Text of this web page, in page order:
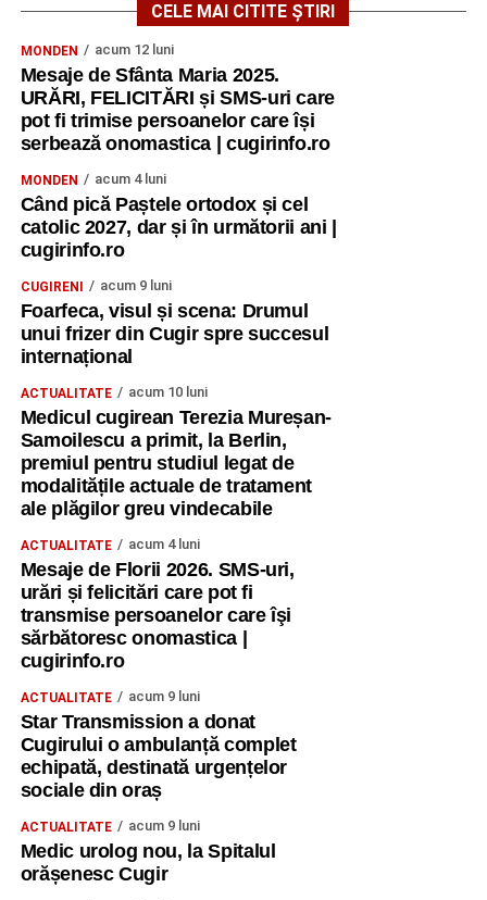
CELE MAI CITITE ȘTIRI
MONDEN acum 12 luni
Mesaje de Sfânta Maria 2025.
URĂRI, FELICITĂRI și SMS-uri care
pot fi trimise persoanelor care își
serbează onomastica | cugirinfo.ro
MONDEN acum 4 luni
Când pică Paștele ortodox și cel
catolic 2027, dar și în următorii ani |
cugirinfo.ro
CUGIRENI acum 9 luni
Foarfeca, visul și scena: Drumul
unui frizer din Cugir spre succesul
internațional
ACTUALITATE acum 10 luni
Medicul cugirean Terezia Mureșan-
Samoilescu a primit, la Berlin,
premiul pentru studiul legat de
modalitățile actuale de tratament
ale plăgilor greu vindecabile
ACTUALITATE acum 4 luni
Mesaje de Florii 2026. SMS-uri,
urări și felicitări care pot fi
transmise persoanelor care îşi
sărbătoresc onomastica |
cugirinfo.ro
ACTUALITATE acum 9 luni
Star Transmission a donat
Cugirului o ambulanță complet
echipată, destinată urgențelor
sociale din oraș
ACTUALITATE acum 9 luni
Medic urolog nou, la Spitalul
orășenesc Cugir